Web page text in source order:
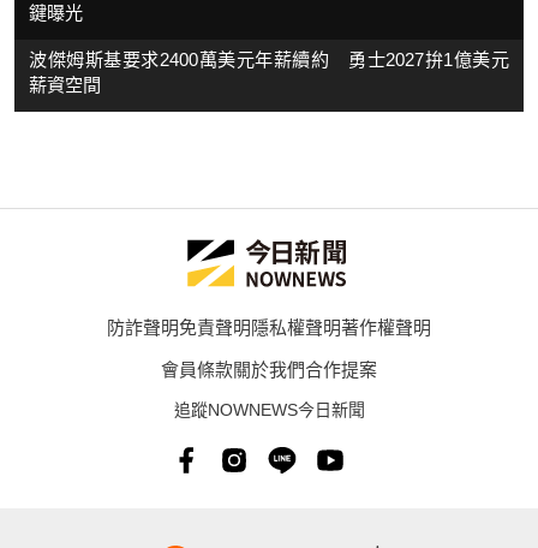
鍵曝光
波傑姆斯基要求2400萬美元年薪續約 勇士2027拚1億美元
薪資空間
防詐聲明免責聲明隱私權聲明著作權聲明
會員條款關於我們合作提案
追蹤NOWNEWS今日新聞